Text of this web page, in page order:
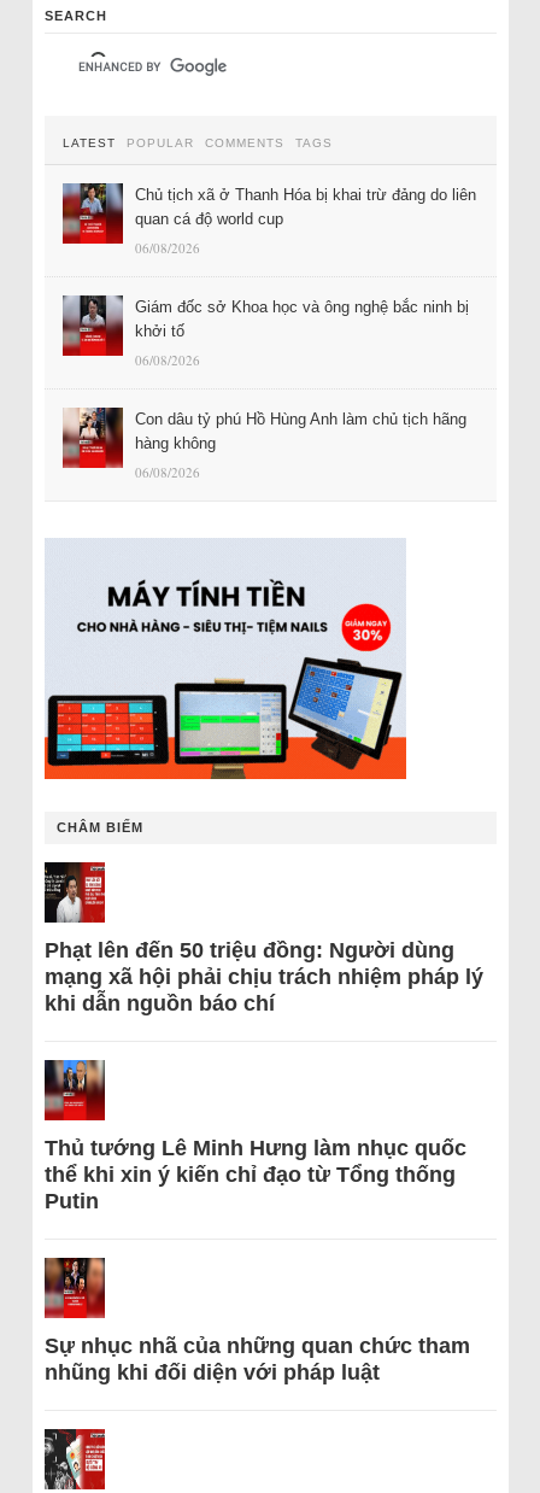
SEARCH
LATEST POPULAR COMMENTS TAGS
Chủ tịch xã ở Thanh Hóa bị khai trừ đảng do liên
quan cá độ world cup
06/08/2026
Giám đốc sở Khoa học và ông nghệ bắc ninh bị
khởi tố
06/08/2026
Con dâu tỷ phú Hồ Hùng Anh làm chủ tịch hãng
hàng không
06/08/2026
CHÂM BIẾM
Phạt lên đến 50 triệu đồng: Người dùng
mạng xã hội phải chịu trách nhiệm pháp lý
khi dẫn nguồn báo chí
Thủ tướng Lê Minh Hưng làm nhục quốc
thể khi xin ý kiến chỉ đạo từ Tổng thống
Putin
Sự nhục nhã của những quan chức tham
nhũng khi đối diện với pháp luật